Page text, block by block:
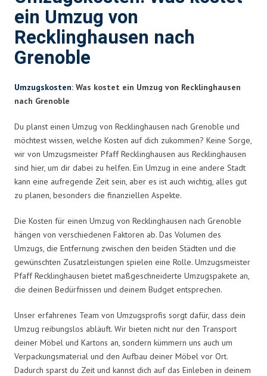
ein Umzug von
Recklinghausen nach
Grenoble
Umzugskosten: Was kostet ein Umzug von Recklinghausen
nach Grenoble
Du planst einen Umzug von Recklinghausen nach Grenoble und
möchtest wissen, welche Kosten auf dich zukommen? Keine Sorge,
wir von Umzugsmeister Pfaff Recklinghausen aus Recklinghausen
sind hier, um dir dabei zu helfen. Ein Umzug in eine andere Stadt
kann eine aufregende Zeit sein, aber es ist auch wichtig, alles gut
zu planen, besonders die finanziellen Aspekte.
Die Kosten für einen Umzug von Recklinghausen nach Grenoble
hängen von verschiedenen Faktoren ab. Das Volumen des
Umzugs, die Entfernung zwischen den beiden Städten und die
gewünschten Zusatzleistungen spielen eine Rolle. Umzugsmeister
Pfaff Recklinghausen bietet maßgeschneiderte Umzugspakete an,
die deinen Bedürfnissen und deinem Budget entsprechen.
Unser erfahrenes Team von Umzugsprofis sorgt dafür, dass dein
Umzug reibungslos abläuft. Wir bieten nicht nur den Transport
deiner Möbel und Kartons an, sondern kümmern uns auch um
Verpackungsmaterial und den Aufbau deiner Möbel vor Ort.
Dadurch sparst du Zeit und kannst dich auf das Einleben in deinem